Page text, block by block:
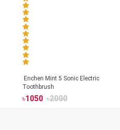
Enchen Mint 5 Sonic Electric
Toothbrush
৳1050 ৳2000